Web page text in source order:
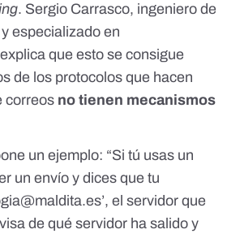
. Sergio Carrasco, ingeniero de
especializado en
que esto se consigue
de los protocolos que hacen
correos no tienen mecanismos
un ejemplo: “Si tú usas un
un envío y dices que tu
’, el servidor que
de qué servidor ha salido y